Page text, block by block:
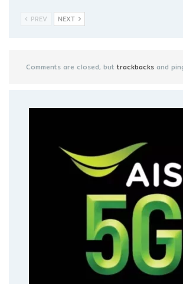
PREV NEXT
Comments are closed, buttrackbacksand